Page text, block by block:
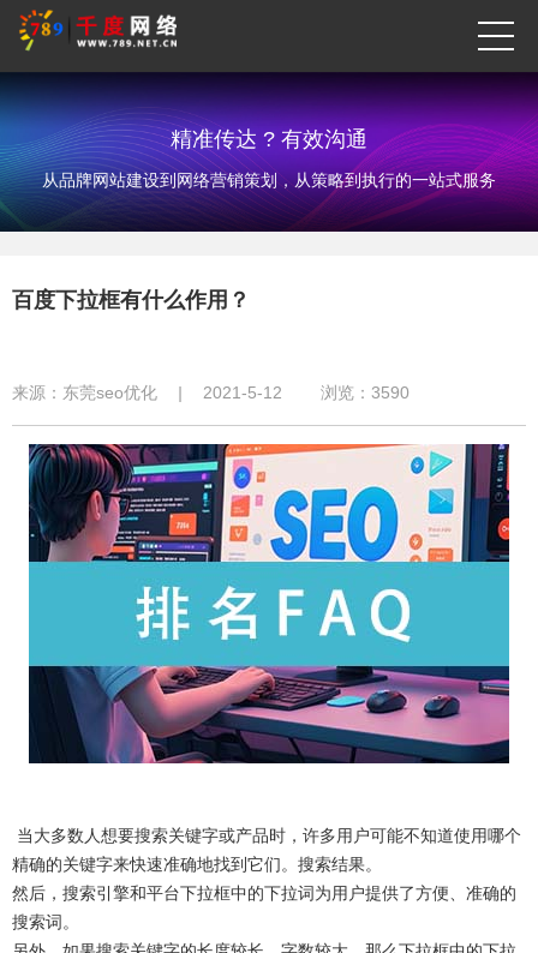
精准传达 ? 有效沟通
从品牌网站建设到网络营销策划，从策略到执行的一站式服务
百度下拉框有什么作用？
来源： 东莞seo优化 | 2021-5-12 浏览： 3590
当大多数人想要搜索关键字或产品时，许多用户可能不知道使用哪个
精确的关键字来快速准确地找到它们。搜索结果。
然后，搜索引擎和平台下拉框中的下拉词为用户提供了方便、准确的
搜索词。